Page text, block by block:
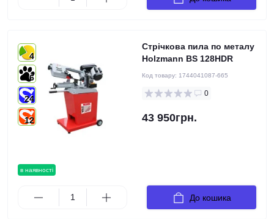
в наявності
4
6
24
12
Стрічкова пила по металу
Holzmann BS 128HDR
Код товару: 1744041087-665
0
43 950грн.
До кошика